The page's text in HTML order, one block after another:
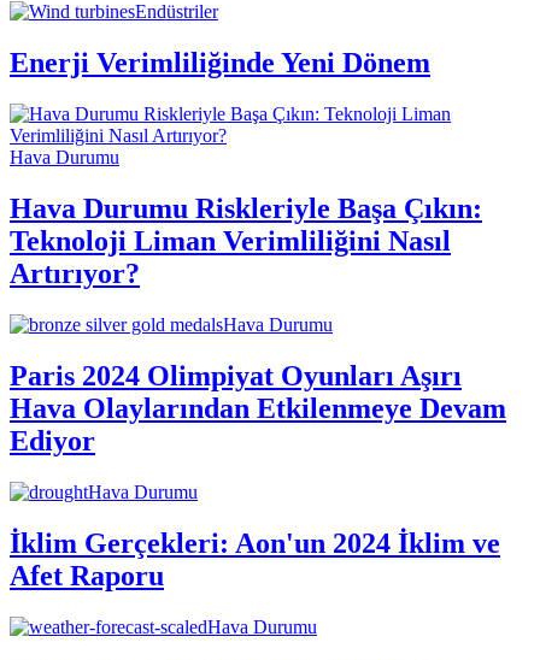
Endüstriler
Enerji Verimliliğinde Yeni Dönem
Hava Durumu
Hava Durumu Riskleriyle Başa Çıkın:
Teknoloji Liman Verimliliğini Nasıl
Artırıyor?
Hava Durumu
Paris 2024 Olimpiyat Oyunları Aşırı
Hava Olaylarından Etkilenmeye Devam
Ediyor
Hava Durumu
İklim Gerçekleri: Aon'un 2024 İklim ve
Afet Raporu
Hava Durumu